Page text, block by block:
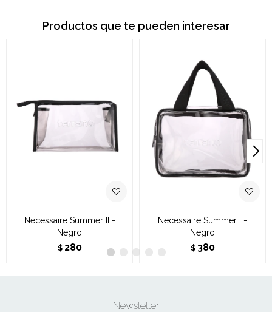
Productos que te pueden interesar
Necessaire Summer II -
Negro
$ 280
Necessaire Summer I -
Negro
$ 380
Newsletter